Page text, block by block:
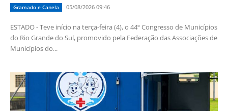
Gramado e Canela 05/08/2026 09:46
ESTADO - Teve início na terça-feira (4), o 44º Congresso de Municípios
do Rio Grande do Sul, promovido pela Federação das Associações de
Municípios do...